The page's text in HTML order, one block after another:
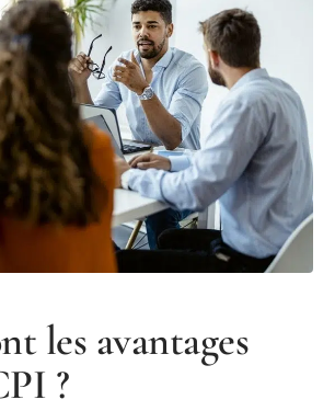
les avantages
?